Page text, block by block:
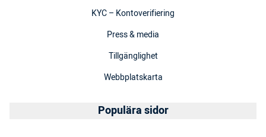
KYC – Kontoverifiering
Press & media
Tillgänglighet
Webbplatskarta
Populära sidor